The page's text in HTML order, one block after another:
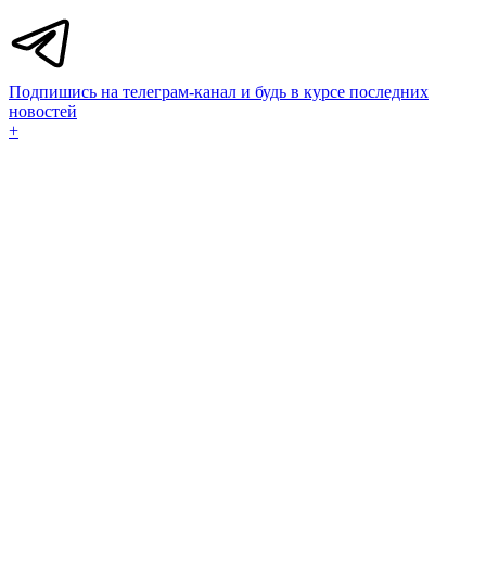
Подпишись на телеграм-канал и будь в курсе последних
новостей
+